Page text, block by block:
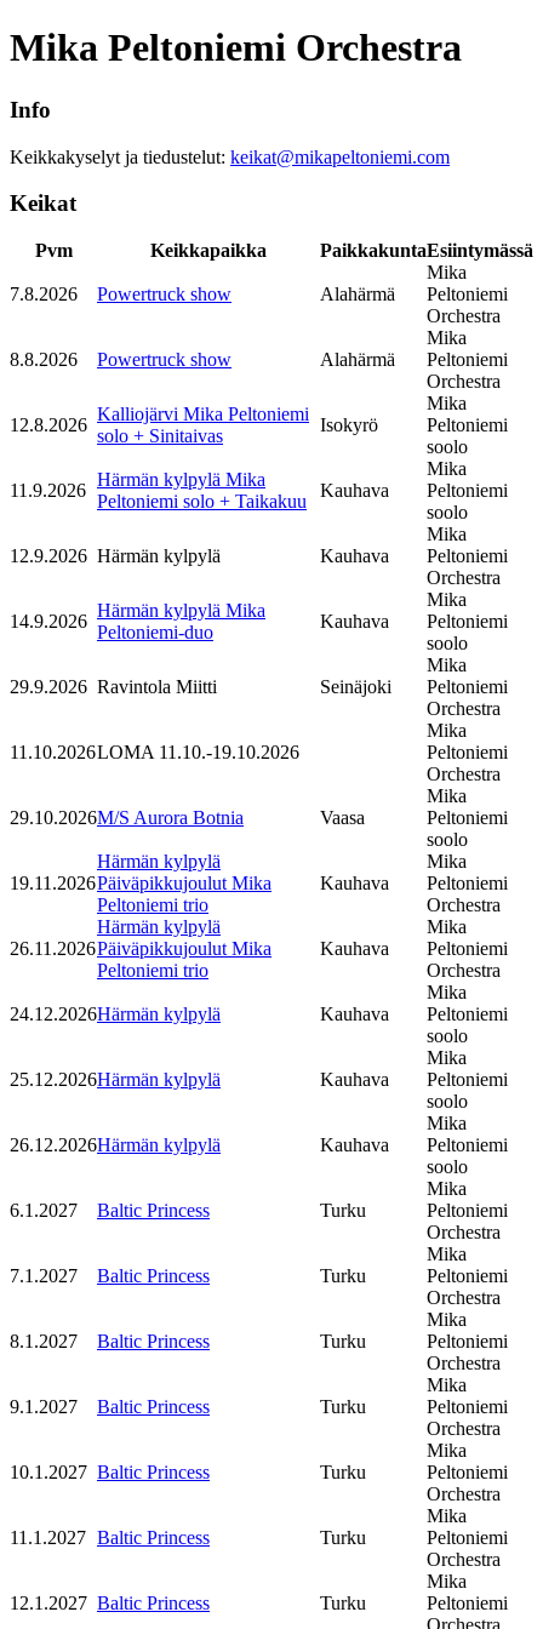
Mika Peltoniemi Orchestra
Info
Keikkakyselyt ja tiedustelut: keikat@mikapeltoniemi.com
Keikat
Pvm Keikkapaikka PaikkakuntaEsiintymässä
7.8.2026 Powertruck show Alahärmä
Mika
Peltoniemi
Orchestra
8.8.2026 Powertruck show Alahärmä
Mika
Peltoniemi
Orchestra
12.8.2026
Kalliojärvi Mika Peltoniemi
solo + Sinitaivas
Isokyrö
Mika
Peltoniemi
soolo
11.9.2026
Härmän kylpylä Mika
Peltoniemi solo + Taikakuu
Kauhava
Mika
Peltoniemi
soolo
12.9.2026 Härmän kylpylä Kauhava
Mika
Peltoniemi
Orchestra
14.9.2026
Härmän kylpylä Mika
Peltoniemi-duo
Kauhava
Mika
Peltoniemi
soolo
29.9.2026 Ravintola Miitti Seinäjoki
Mika
Peltoniemi
Orchestra
11.10.2026LOMA 11.10.-19.10.2026
Mika
Peltoniemi
Orchestra
29.10.2026M/S Aurora Botnia Vaasa
Mika
Peltoniemi
soolo
19.11.2026
Härmän kylpylä
Päiväpikkujoulut Mika
Peltoniemi trio
Kauhava
Mika
Peltoniemi
Orchestra
26.11.2026
Härmän kylpylä
Päiväpikkujoulut Mika
Peltoniemi trio
Kauhava
Mika
Peltoniemi
Orchestra
24.12.2026Härmän kylpylä Kauhava
Mika
Peltoniemi
soolo
25.12.2026Härmän kylpylä Kauhava
Mika
Peltoniemi
soolo
26.12.2026Härmän kylpylä Kauhava
Mika
Peltoniemi
soolo
6.1.2027 Baltic Princess Turku
Mika
Peltoniemi
Orchestra
7.1.2027 Baltic Princess Turku
Mika
Peltoniemi
Orchestra
8.1.2027 Baltic Princess Turku
Mika
Peltoniemi
Orchestra
9.1.2027 Baltic Princess Turku
Mika
Peltoniemi
Orchestra
10.1.2027 Baltic Princess Turku
Mika
Peltoniemi
Orchestra
11.1.2027 Baltic Princess Turku
Mika
Peltoniemi
Orchestra
12.1.2027 Baltic Princess Turku
Mika
Peltoniemi
Orchestra